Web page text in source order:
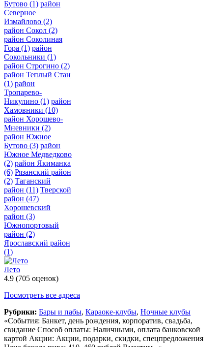
Бутово (1) район
Северное
Измайлово (2)
район Сокол (2)
район Соколиная
Гора (1) район
Сокольники (1)
район Строгино (2)
район Теплый Стан
(1) район
Тропарево-
Никулино (1) район
Хамовники (10)
район Хорошево-
Мневники (2)
район Южное
Бутово (3) район
Южное Медведково
(2) район Якиманка
(6) Рязанский район
(2) Таганский
район (11) Тверской
район (47)
Хорошевский
район (3)
Южнопортовый
район (2)
Ярославский район
(1)
Лето
4.9 (705 оценок)
Посмотреть все адреса
Рубрики: Бары и пабы, Караоке-клубы, Ночные клубы
«События: Банкет, день рождения, корпоратив, свадьба,
свидание Способ оплаты: Наличными, оплата банковской
картой Акции: Акции, подарки, скидки, спецпредложения